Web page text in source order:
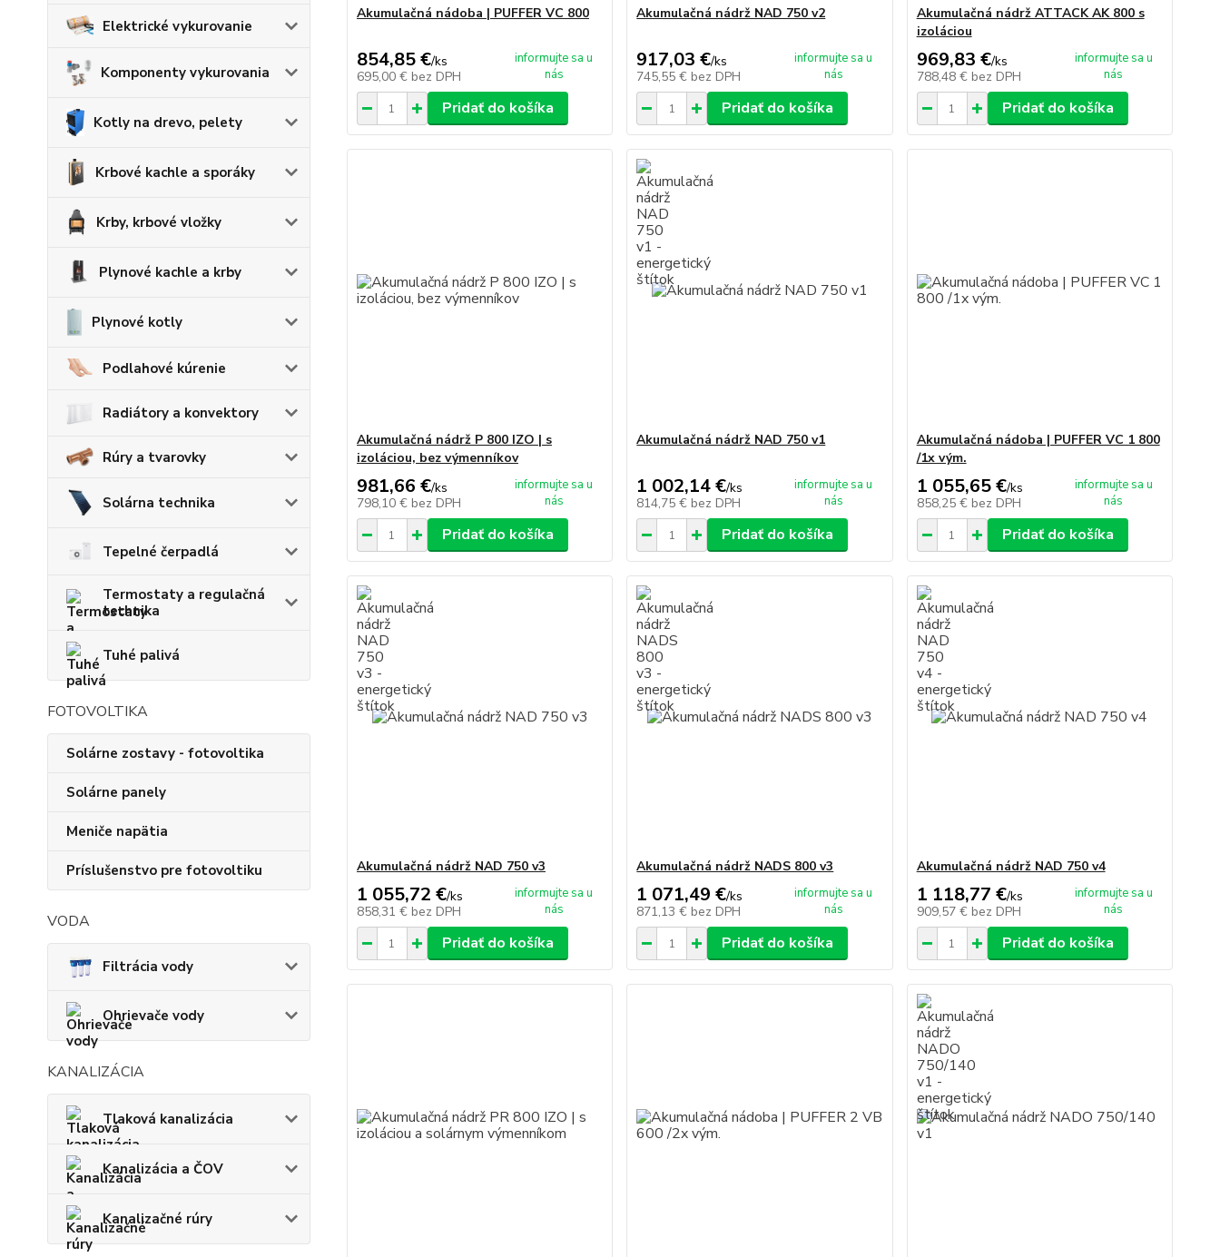
Elektrické vykurovanie
Komponenty vykurovania
Kotly na drevo, pelety
Krbové kachle a sporáky
Krby, krbové vložky
Plynové kachle a krby
Plynové kotly
Podlahové kúrenie
Radiátory a konvektory
Rúry a tvarovky
Solárna technika
Tepelné čerpadlá
Termostaty a regulačná
technika
Tuhé palivá
FOTOVOLTIKA
Solárne zostavy - fotovoltika
Solárne panely
Meniče napätia
Príslušenstvo pre fotovoltiku
VODA
Filtrácia vody
Ohrievače vody
KANALIZÁCIA
Tlaková kanalizácia
Kanalizácia a ČOV
Kanalizačné rúry
Akumulačná nádoba | PUFFER VC 800
854,85 €/ks
695,00 € bez DPH
informujte sa u
nás
Pridať do košíka
Akumulačná nádrž NAD 750 v2
917,03 €/ks
745,55 € bez DPH
informujte sa u
nás
Pridať do košíka
Akumulačná nádrž ATTACK AK 800 s
izoláciou
969,83 €/ks
788,48 € bez DPH
informujte sa u
nás
Pridať do košíka
Akumulačná nádrž P 800 IZO | s
izoláciou, bez výmenníkov
981,66 €/ks
798,10 € bez DPH
informujte sa u
nás
Pridať do košíka
Akumulačná nádrž NAD 750 v1
1 002,14 €/ks
814,75 € bez DPH
informujte sa u
nás
Pridať do košíka
Akumulačná nádoba | PUFFER VC 1 800
/1x vým.
1 055,65 €/ks
858,25 € bez DPH
informujte sa u
nás
Pridať do košíka
Akumulačná nádrž NAD 750 v3
1 055,72 €/ks
858,31 € bez DPH
informujte sa u
nás
Pridať do košíka
Akumulačná nádrž NADS 800 v3
1 071,49 €/ks
871,13 € bez DPH
informujte sa u
nás
Pridať do košíka
Akumulačná nádrž NAD 750 v4
1 118,77 €/ks
909,57 € bez DPH
informujte sa u
nás
Pridať do košíka